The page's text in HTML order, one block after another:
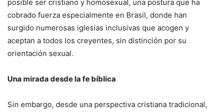
posible ser cristiano y homosexual, una postura que ha
cobrado fuerza especialmente en Brasil, donde han
surgido numerosas iglesias inclusivas que acogen y
aceptan a todos los creyentes, sin distinción por su
orientación sexual.
Una mirada desde la fe bíblica
Sin embargo, desde una perspectiva cristiana tradicional,